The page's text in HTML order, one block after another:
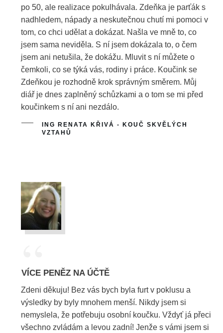
po 50, ale realizace pokulhávala. Zdeňka je parťák s
nadhledem, nápady a neskutečnou chutí mi pomoci v
tom, co chci udělat a dokázat. Našla ve mně to, co
jsem sama neviděla. S ní jsem dokázala to, o čem
jsem ani netušila, že dokážu. Mluvit s ní můžete o
čemkoli, co se týká vás, rodiny i práce. Koučink se
Zdeňkou je rozhodně krok správným směrem. Můj
diář je dnes zaplněný schůzkami a o tom se mi před
koučinkem s ní ani nezdálo.
ING RENATA KŘIVÁ - KOUČ SKVĚLÝCH
VZTAHŮ
“
VÍCE PENĚZ NA ÚČTĚ
Zdeni děkuju! Bez vás bych byla furt v poklusu a
výsledky by byly mnohem menší. Nikdy jsem si
nemyslela, že potřebuju osobní koučku. Vždyť já přeci
všechno zvládám a levou zadní! Jenže s vámi jsem si